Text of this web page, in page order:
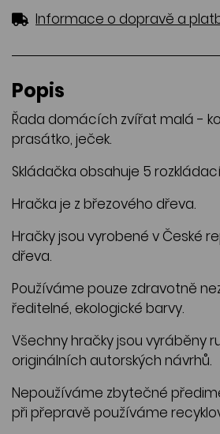
Informace o dopravě a
Popis
Řada domácích zvířat malá -
prasátko, ječek.
Skládačka obsahuje 5
Hračka je z březového dřeva.
Hračky jsou vyrobené v České
dřeva.
Používáme pouze zdravotně
ředitelné, ekologické barvy.
Všechny hračky jsou vyráběny
originálních autorských návrhů.
Nepoužíváme zbytečné
při přepravě používáme